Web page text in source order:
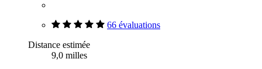
66 évaluations
Distance estimée
9,0 milles